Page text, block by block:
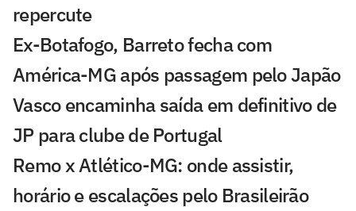
repercute
Ex-Botafogo, Barreto fecha com
América-MG após passagem pelo Japão
Vasco encaminha saída em definitivo de
JP para clube de Portugal
Remo x Atlético-MG: onde assistir,
horário e escalações pelo Brasileirão